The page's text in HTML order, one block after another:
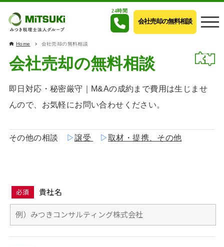
24時間
会社売却の無料相談
Home 会社売却の無料相談
会社売却の無料相談
即日対応・秘密厳守｜M&Aの成約まで費用は生じませ
んので、お気軽にお問い合わせください。
その他の相談 ▷譲受 ▷取材・提携、その他
必須 貴社名